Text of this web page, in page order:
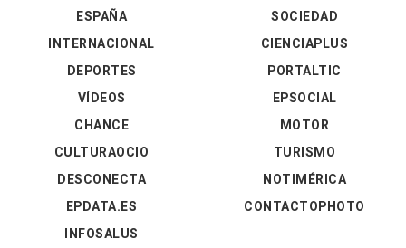
ESPAÑA
INTERNACIONAL
DEPORTES
VÍDEOS
SOCIEDAD
CIENCIAPLUS
PORTALTIC
EPSOCIAL
CHANCE
CULTURAOCIO
DESCONECTA
EPDATA.ES
INFOSALUS
MOTOR
TURISMO
NOTIMÉRICA
CONTACTOPHOTO